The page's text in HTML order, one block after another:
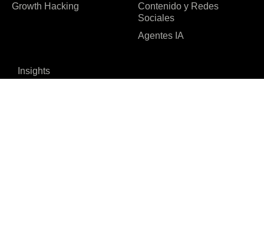
Growth Hacking
Contenido y Redes
Sociales
Agentes IA
Insights